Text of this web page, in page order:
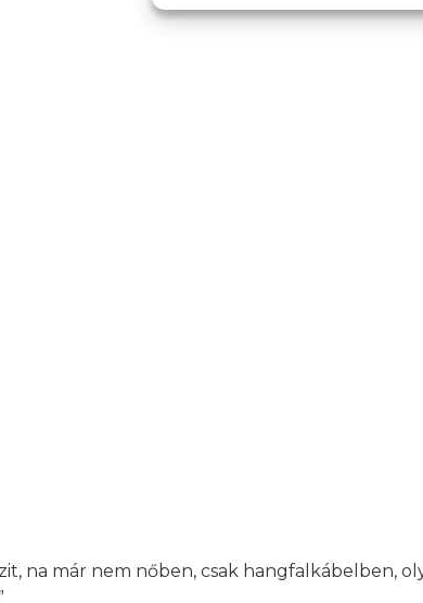
na már nem nőben, csak hangfalkábelben,